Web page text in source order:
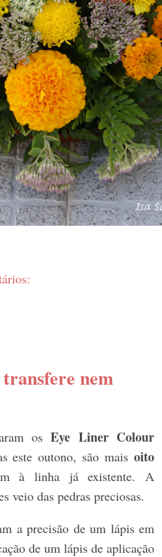
nem
osEye Liner Colour
este outono, são maisoito
à linha já existente. A
veio das pedras preciosas.
a precisão de um lápis em
de um lápis de aplicação